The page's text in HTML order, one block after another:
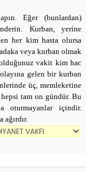
Eğer (bunlardan)
Kurban, yerine
her kim hasta olursa
veya kurban olmak
vakit kim hac
gelen bir kurban
üç, memleketine
tam on gündür. Bu
oturmayanlar içindir.